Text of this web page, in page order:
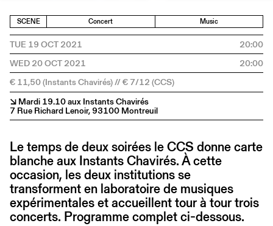
SCENE Concert Music
TUE 19 OCT 2021
20:00
WED 20 OCT 2021
20:00
€ 11,50 (Instants Chavirés) // € 7/12 (CCS)
↘ Mardi 19.10 aux Instants Chavirés
7 Rue Richard Lenoir, 93100 Montreuil
Le temps de deux soirées le CCS donne carte
blanche aux Instants Chavirés. À cette
occasion, les deux institutions se
transforment en laboratoire de musiques
expérimentales et accueillent tour à tour trois
concerts. Programme complet ci-dessous.